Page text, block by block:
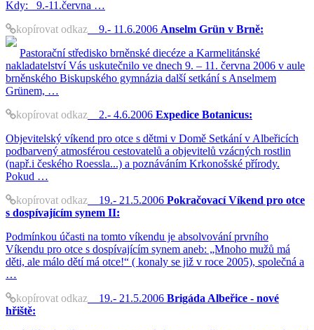
Kdy: 9.-11.června …
kopírovat odkaz 9.- 11.6.2006 Anselm Grün v Brně:
Pastorační středisko brněnské diecéze a Karmelitánské
nakladatelství Vás uskutečnilo ve dnech 9. – 11. června 2006 v aule
brněnského Biskupského gymnázia další setkání s Anselmem
Grünem, …
kopírovat odkaz 2.- 4.6.2006 Expedice Botanicus:
Objevitelský víkend pro otce s dětmi v Domě Setkání v Albeřicích
podbarvený atmosférou cestovatelů a objevitelů vzácných rostlin
(např.i českého Roessla...) a poznáváním Krkonošské přírody.
Pokud …
kopírovat odkaz 19.- 21.5.2006 Pokračovací Víkend pro otce
s dospívajícím synem II:
Podmínkou účasti na tomto víkendu je absolvování prvního
Víkendu pro otce s dospívajícím synem aneb: „Mnoho mužů má
děti, ale málo dětí má otce!“ ( konaly se již v roce 2005), společná a
…
kopírovat odkaz 19.- 21.5.2006 Brigáda Albeřice - nové
hřiště: